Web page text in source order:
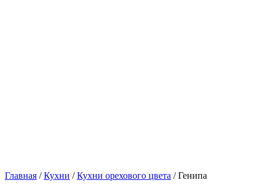
Главная /Кухни /Кухни орехового цвета / Генипа